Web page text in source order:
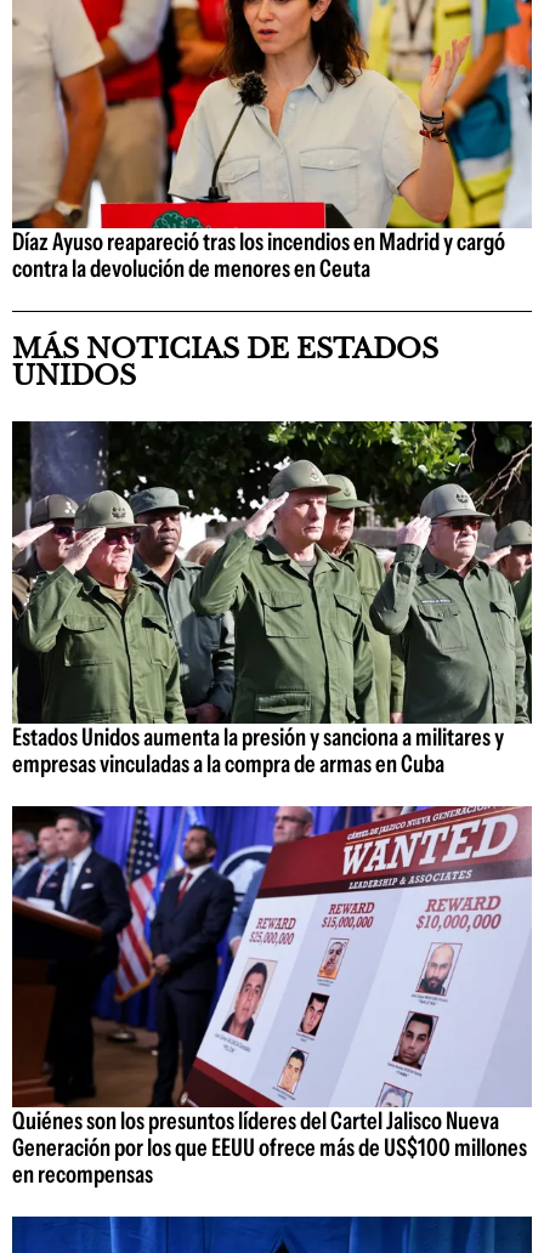
Díaz Ayuso reapareció tras los incendios en Madrid y cargó
contra la devolución de menores en Ceuta
MÁS NOTICIAS DE ESTADOS
UNIDOS
Estados Unidos aumenta la presión y sanciona a militares y
empresas vinculadas a la compra de armas en Cuba
Quiénes son los presuntos líderes del Cartel Jalisco Nueva
Generación por los que EEUU ofrece más de US$100 millones
en recompensas